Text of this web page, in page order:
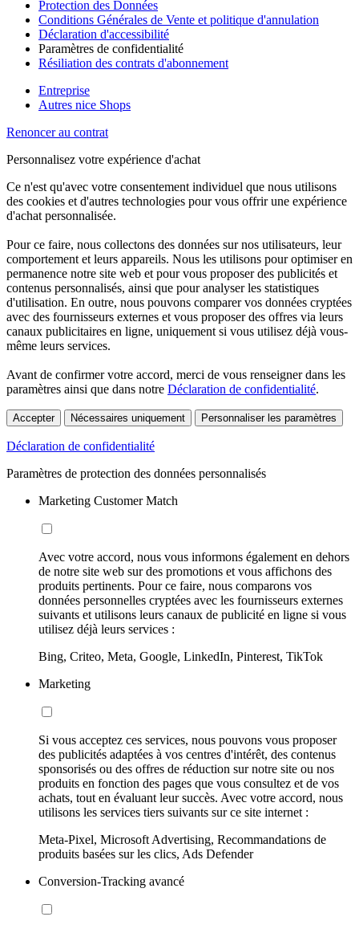
Protection des Données
Conditions Générales de Vente et politique d'annulation
Déclaration d'accessibilité
Paramètres de confidentialité
Résiliation des contrats d'abonnement
Entreprise
Autres nice Shops
Renoncer au contrat
Personnalisez votre expérience d'achat
Ce n'est qu'avec votre consentement individuel que nous utilisons
des cookies et d'autres technologies pour vous offrir une expérience
d'achat personnalisée.
Pour ce faire, nous collectons des données sur nos utilisateurs, leur
comportement et leurs appareils. Nous les utilisons pour optimiser en
permanence notre site web et pour vous proposer des publicités et
contenus personnalisés, ainsi que pour analyser les statistiques
d'utilisation. En outre, nous pouvons comparer vos données cryptées
avec des fournisseurs externes et vous proposer des offres via leurs
canaux publicitaires en ligne, uniquement si vous utilisez déjà vous-
même leurs services.
Avant de confirmer votre accord, merci de vous renseigner dans les
paramètres ainsi que dans notre Déclaration de confidentialité.
Accepter Nécessaires uniquement Personnaliser les paramètres
Déclaration de confidentialité
Paramètres de protection des données personnalisés
Marketing Customer Match
Avec votre accord, nous vous informons également en dehors
de notre site web sur des promotions et vous affichons des
produits pertinents. Pour ce faire, nous comparons vos
données personnelles cryptées avec les fournisseurs externes
suivants et utilisons leurs canaux de publicité en ligne si vous
utilisez déjà leurs services :
Bing, Criteo, Meta, Google, LinkedIn, Pinterest, TikTok
Marketing
Si vous acceptez ces services, nous pouvons vous proposer
des publicités adaptées à vos centres d'intérêt, des contenus
sponsorisés ou des offres de réduction sur notre site ou nos
produits en fonction des pages que vous consultez et de vos
achats, tout en évaluant leur succès. Avec votre accord, nous
utilisons les services tiers suivants sur ce site internet :
Meta-Pixel, Microsoft Advertising, Recommandations de
produits basées sur les clics, Ads Defender
Conversion-Tracking avancé